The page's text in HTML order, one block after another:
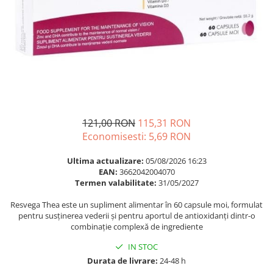
Omega 3
Par si unghii
Probiotice si prebiotice
Slabire si control greutate
Supliment Complexe
Supliment Fier
Supliment Magneziu
Supliment Vitamina C
Ingrijire par
Balsam masca si tratament
Produse cu SPF Pentru Fata
121,00 RON 115,31 RON
Economisesti: 5,69 RON
Ultima actualizare: 05/08/2026 16:23
EAN: 3662042004070
Termen valabilitate: 31/05/2027
Resvega Thea este un supliment alimentar în 60 capsule moi, formulat
pentru susținerea vederii și pentru aportul de antioxidanți dintr-o
combinație complexă de ingrediente
IN STOC
Durata de livrare: 24-48 h